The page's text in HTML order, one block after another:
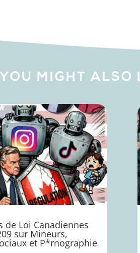
MIGHT ALSO
de Loi Canadiennes
sur Mineurs,
et P*rnographie